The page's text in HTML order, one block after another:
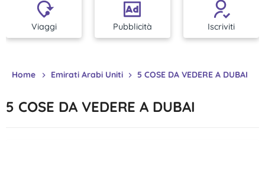
Viaggi Pubblicità Iscriviti
Home Emirati Arabi Uniti 5 COSE DA VEDERE A DUBAI
5 COSE DA VEDERE A DUBAI